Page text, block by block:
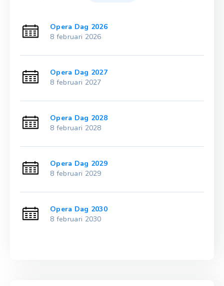
Opera Dag 2026
8 februari 2026
Opera Dag 2027
8 februari 2027
Opera Dag 2028
8 februari 2028
Opera Dag 2029
8 februari 2029
Opera Dag 2030
8 februari 2030